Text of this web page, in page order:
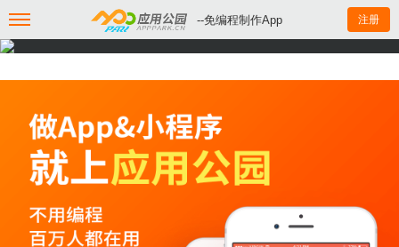
--免编程制作App 注册